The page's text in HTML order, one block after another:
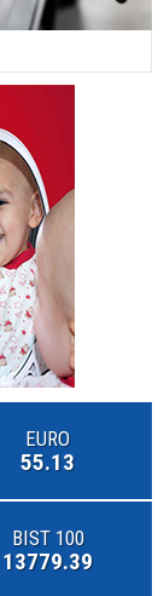
EURO
55.13
BIST 100
13779.39